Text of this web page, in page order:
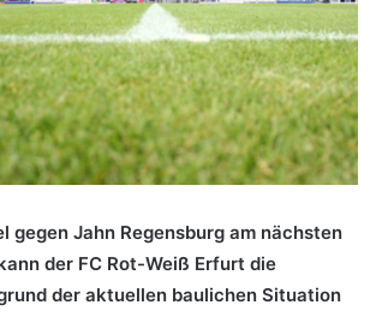
gegen Jahn Regensburg am nächsten
der FC Rot-Weiß Erfurt die
der aktuellen baulichen Situation